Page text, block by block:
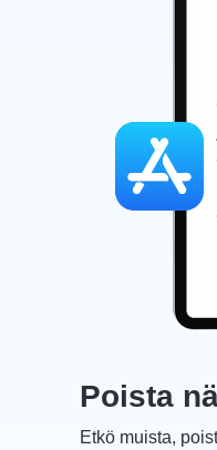
Poista
Etkö muista,